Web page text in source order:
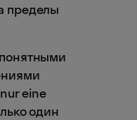
пределы
eine
один